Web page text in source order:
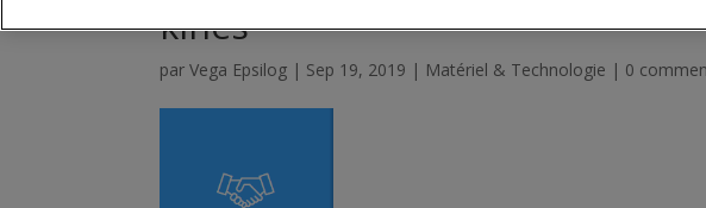
kinés
parVega Epsilog | Sep 19, 2019 | Matériel & Technologie | 0